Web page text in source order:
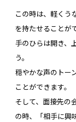
この時は、軽くう
を持たせることが
手のひらは開き、
う。
穏やかな声のトー
ことができます。
そして、面接先の
の時、「相手に興